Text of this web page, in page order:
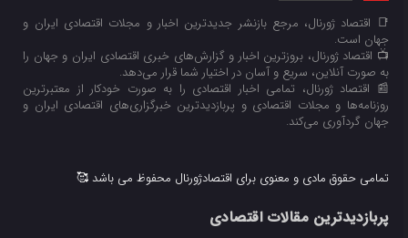
📑 اقتصاد ژورنال، مرجع بازنشر جدیدترین اخبار و مجلات اقتصادی ایران و
جهان است.
📺 اقتصاد ژورنال، بروزترین اخبار و گزارش‌های خبری اقتصادی ایران و جهان را
به صورت آنلاین، سریع و آسان در اختیار شما قرار می‌‌دهد.
📰 اقتصاد ژورنال، تمامی اخبار اقتصادی را به صورت خودکار از معتبرترین
روزنامه‌ها و مجلات اقتصادی و پربازدیدترین خبرگزاری‌های اقتصادی ایران و
جهان گردآوری می‌کند.
تمامی حقوق مادی و معنوی برای اقتصادژورنال محفوظ می باشد 🥰
پربازدیدترین مقالات اقتصادی